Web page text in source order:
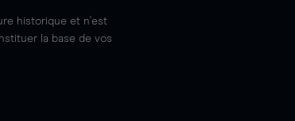
historique et n'est
la base de vos